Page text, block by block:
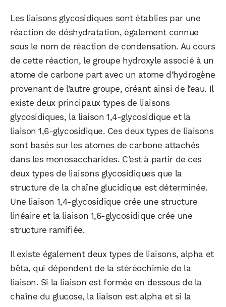
Les liaisons glycosidiques sont établies par une
réaction de déshydratation, également connue
sous le nom de réaction de condensation. Au cours
de cette réaction, le groupe hydroxyle associé à un
atome de carbone part avec un atome d’hydrogène
provenant de l’autre groupe, créant ainsi de l’eau. Il
existe deux principaux types de liaisons
glycosidiques, la liaison 1,4-glycosidique et la
liaison 1,6-glycosidique. Ces deux types de liaisons
sont basés sur les atomes de carbone attachés
dans les monosaccharides. C’est à partir de ces
deux types de liaisons glycosidiques que la
structure de la chaîne glucidique est déterminée.
Une liaison 1,4-glycosidique crée une structure
linéaire et la liaison 1,6-glycosidique crée une
structure ramifiée.
Il existe également deux types de liaisons, alpha et
bêta, qui dépendent de la stéréochimie de la
liaison. Si la liaison est formée en dessous de la
chaîne du glucose, la liaison est alpha et si la
Facebook X LinkedIn